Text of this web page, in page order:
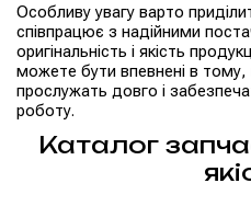
Особливу увагу варто
співпрацює з надійними
оригінальність і якість
можете бути впевнені в
прослужать довго і
роботу.
Каталог